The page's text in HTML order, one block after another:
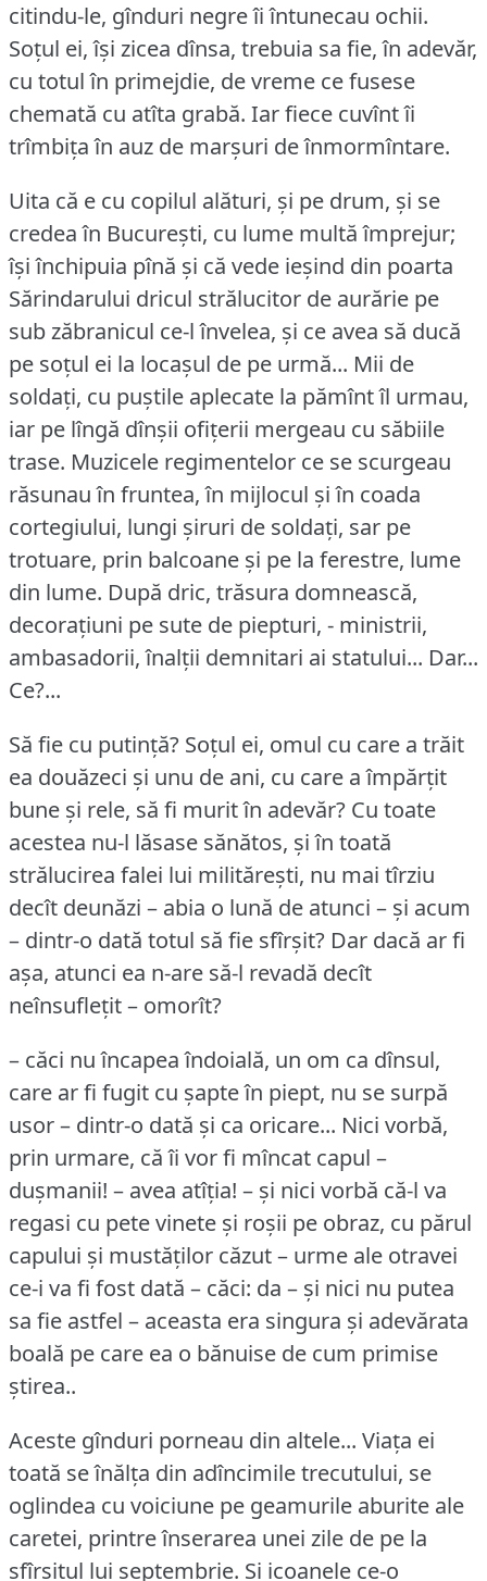
citindu-le, gînduri negre îi întunecau ochii.
Soțul ei, își zicea dînsa, trebuia sa fie, în adevăr,
cu totul în primejdie, de vreme ce fusese
chemată cu atîta grabă. Iar fiece cuvînt îi
trîmbița în auz de marșuri de înmormîntare.
Uita că e cu copilul alături, și pe drum, și se
credea în București, cu lume multă împrejur;
își închipuia pînă și că vede ieșind din poarta
Sărindarului dricul strălucitor de aurărie pe
sub zăbranicul ce-l învelea, și ce avea să ducă
pe soțul ei la locașul de pe urmă... Mii de
soldați, cu puștile aplecate la pămînt îl urmau,
iar pe lîngă dînșii ofițerii mergeau cu săbiile
trase. Muzicele regimentelor ce se scurgeau
răsunau în fruntea, în mijlocul și în coada
cortegiului, lungi șiruri de soldați, sar pe
trotuare, prin balcoane și pe la ferestre, lume
din lume. După dric, trăsura domnească,
decorațiuni pe sute de piepturi, - ministrii,
ambasadorii, înalții demnitari ai statului... Dar...
Ce?...
Să fie cu putință? Soțul ei, omul cu care a trăit
ea douăzeci și unu de ani, cu care a împărțit
bune și rele, să fi murit în adevăr? Cu toate
acestea nu-l lăsase sănătos, și în toată
strălucirea falei lui militărești, nu mai tîrziu
decît deunăzi – abia o lună de atunci – și acum
– dintr-o dată totul să fie sfîrșit? Dar dacă ar fi
așa, atunci ea n-are să-l revadă decît
neînsuflețit – omorît?
– căci nu încapea îndoială, un om ca dînsul,
care ar fi fugit cu șapte în piept, nu se surpă
usor – dintr-o dată și ca oricare... Nici vorbă,
prin urmare, că îi vor fi mîncat capul –
dușmanii! – avea atîția! – și nici vorbă că-l va
regasi cu pete vinete și roșii pe obraz, cu părul
capului și mustăților căzut – urme ale otravei
ce-i va fi fost dată – căci: da – și nici nu putea
sa fie astfel – aceasta era singura și adevărata
boală pe care ea o bănuise de cum primise
știrea..
Aceste gînduri porneau din altele... Viața ei
toată se înălța din adîncimile trecutului, se
oglindea cu voiciune pe geamurile aburite ale
caretei, printre înserarea unei zile de pe la
sfîrșitul lui septembrie. Și icoanele ce-o